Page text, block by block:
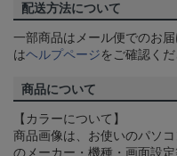
配送方法について
一部商品はメール便でのお
はヘルプページをご確認くだ
商品について
【カラーについて】
商品画像は、お使いのパソ
のメーカー・機種・画面設